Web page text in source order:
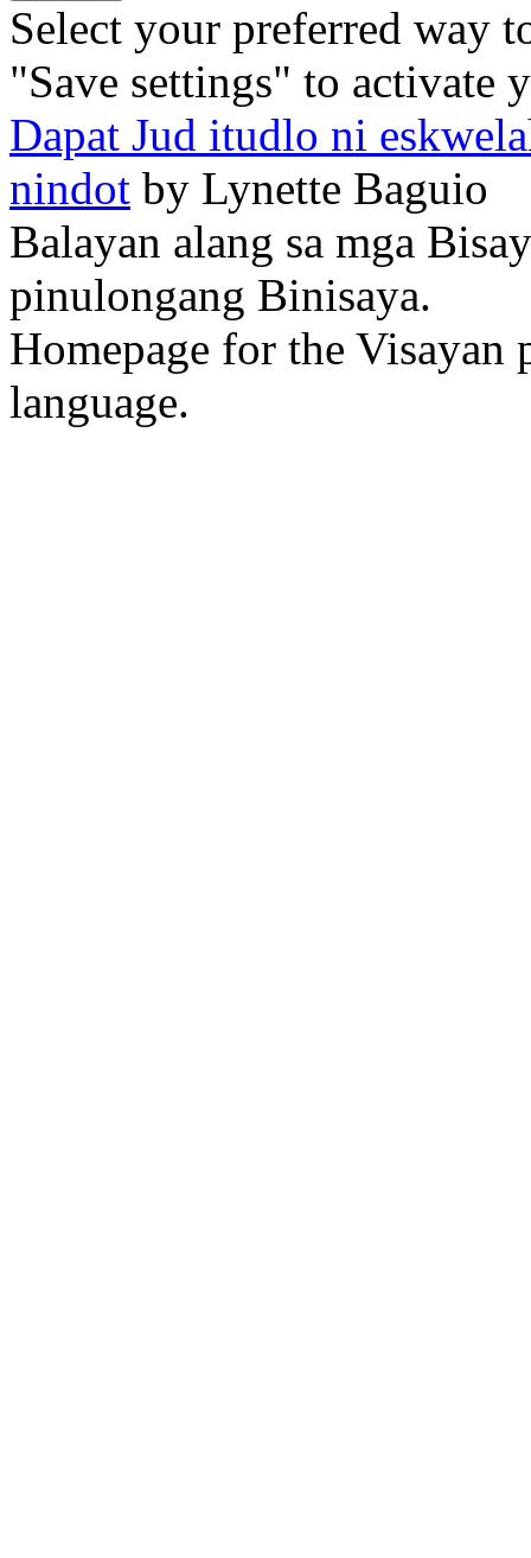
Select your preferred way
"Save settings" to activate
Dapat Jud itudlo ni
nindot by Lynette Baguio
Balayan alang sa mga
pinulongang Binisaya.
Homepage for the Visayan
language.